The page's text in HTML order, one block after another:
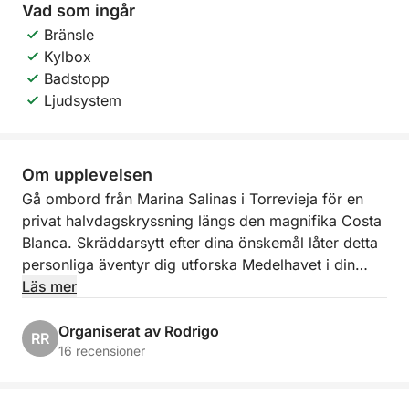
Vad som ingår
Bränsle
Kylbox
Badstopp
Ljudsystem
Om upplevelsen
Gå ombord från Marina Salinas i Torrevieja för en
privat halvdagskryssning längs den magnifika Costa
Blanca. Skräddarsytt efter dina önskemål låter detta
personliga äventyr dig utforska Medelhavet i din
egen takt. Oavsett om du vill koppla av eller
Ombord på en bekväm och välutrustad båt kommer
Läs mer
RR Organiserat av Rodrigo
16 recensioner